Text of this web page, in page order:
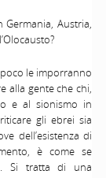
Austria,
le imporranno
alla gente che chi,
e al sionismo in
gli ebrei sia
dell’esistenza di
è come se
Si tratta di una